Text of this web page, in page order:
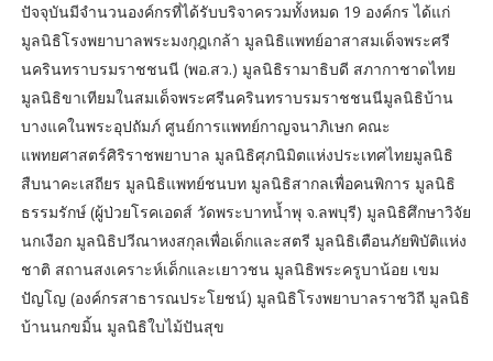
ปัจจุบันมีจำนวนองค์กรที่ได้รับบริจาครวมทั้งหมด 19 องค์กร ได้แก่
มูลนิธิโรงพยาบาลพระมงกุฎเกล้า มูลนิธิแพทย์อาสาสมเด็จพระศรี
นครินทราบรมราชชนนี (พอ.สว.) มูลนิธิรามาธิบดี สภากาชาดไทย
มูลนิธิขาเทียมในสมเด็จพระศรีนครินทราบรมราชชนนีมูลนิธิบ้าน
บางแคในพระอุปถัมภ์ ศูนย์การแพทย์กาญจนาภิเษก คณะ
แพทยศาสตร์ศิริราชพยาบาล มูลนิธิศุภนิมิตแห่งประเทศไทยมูลนิธิ
สืบนาคะเสถียร มูลนิธิแพทย์ชนบท มูลนิธิสากลเพื่อคนพิการ มูลนิธิ
ธรรมรักษ์ (ผู้ป่วยโรคเอดส์ วัดพระบาทน้ำพุ จ.ลพบุรี) มูลนิธิศึกษาวิจัย
นกเงือก มูลนิธิปวีณาหงสกุลเพื่อเด็กและสตรี มูลนิธิเตือนภัยพิบัติแห่ง
ชาติ สถานสงเคราะห์เด็กและเยาวชน มูลนิธิพระครูบาน้อย เขม
ปัญโญ (องค์กรสาธารณประโยชน์) มูลนิธิโรงพยาบาลราชวิถี มูลนิธิ
บ้านนกขมิ้น มูลนิธิใบไม้ปันสุข